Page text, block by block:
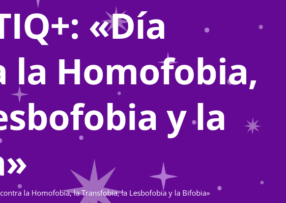
«Día
Homofobia,
y la
la Homofobia, la Transfobia, la Lesbofobia y la Bifobia»